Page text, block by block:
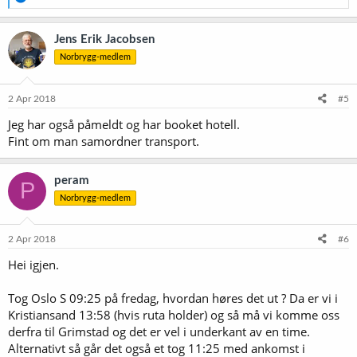
e
a
k
s
j
o
e
:
Jens Erik Jacobsen
Norbrygg-medlem
2 Apr 2018 #5
Jeg har også påmeldt og har booket hotell.
Fint om man samordner transport.
P peram
Norbrygg-medlem
2 Apr 2018 #6
Hei igjen.
Tog Oslo S 09:25 på fredag, hvordan høres det ut ? Da er vi i
Kristiansand 13:58 (hvis ruta holder) og så må vi komme oss
derfra til Grimstad og det er vel i underkant av en time.
Alternativt så går det også et tog 11:25 med ankomst i